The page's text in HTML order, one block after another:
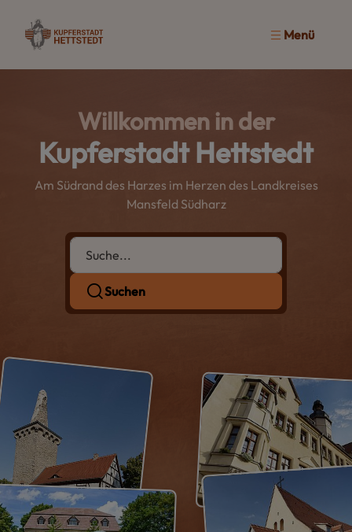
Menü
Willkommen in der
Kupferstadt Hettstedt
Am Südrand des Harzes im Herzen des Landkreises
Mansfeld Südharz
Suchen
Suchen